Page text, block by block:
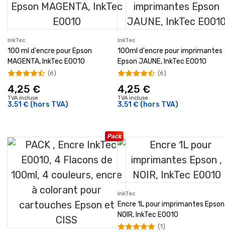
InkTec
100 ml d'encre pour Epson
MAGENTA, InkTec E0010
4,25 €
TVA incluse
3,51 € (hors TVA)
(6)
InkTec
100ml d'encre pour imprimantes
Epson JAUNE, InkTec E0010
4,25 €
TVA incluse
3,51 € (hors TVA)
(6)
Pack
InkTec
Encre 1L pour imprimantes Epson
NOIR, InkTec E0010
(1)